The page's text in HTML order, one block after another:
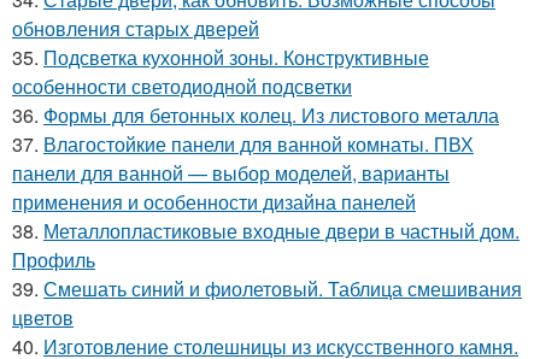
обновления старых дверей
35. Подсветка кухонной зоны. Конструктивные
особенности светодиодной подсветки
36. Формы для бетонных колец. Из листового металла
37. Влагостойкие панели для ванной комнаты. ПВХ
панели для ванной — выбор моделей, варианты
применения и особенности дизайна панелей
38. Металлопластиковые входные двери в частный дом.
Профиль
39. Смешать синий и фиолетовый. Таблица смешивания
цветов
40. Изготовление столешницы из искусственного камня.